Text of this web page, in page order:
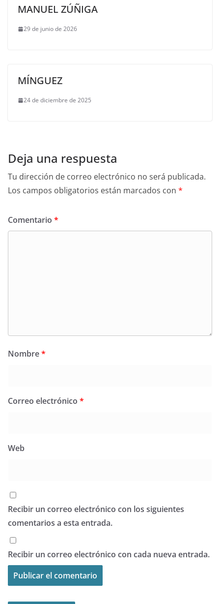
MANUEL ZÚÑIGA
29 de junio de 2026
MÍNGUEZ
24 de diciembre de 2025
Deja una respuesta
Tu dirección de correo electrónico no será publicada.
Los campos obligatorios están marcados con *
Comentario *
Nombre*
Correo electrónico *
Web
Recibir un correo electrónico con los siguientes
comentarios a esta entrada.
Recibir un correo electrónico con cada nueva entrada.